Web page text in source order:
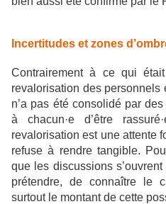
Incertitudes et zones
Contrairement à ce qui
revalorisation des personnels
n’a pas été consolidé par
à chacun·e d’être
revalorisation est une attente
refuse à rendre tangible.
que les discussions
prétendre, de connaître le
surtout le montant de cette